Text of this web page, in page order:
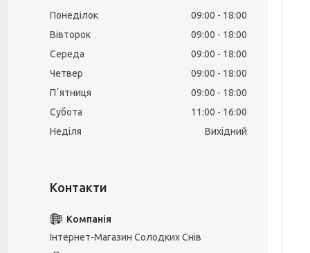
Понеділок 09:00
18:00
Вівторок
09:00
18:00
Середа
09:00
18:00
Четвер
09:00
18:00
Пʼятниця
09:00
18:00
Субота
11:00
16:00
Неділя
Вихідний
Інтернет-Магазин Солодких Снів